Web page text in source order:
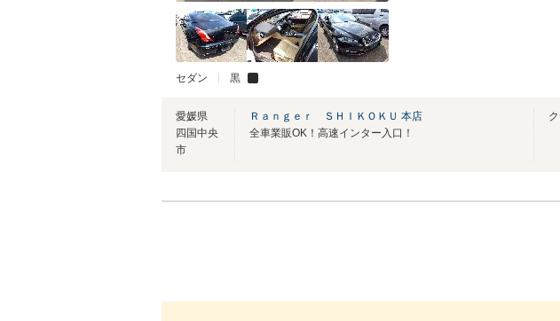
セダン 黒
愛媛県
四国中央
市
Ｒａｎｇｅｒ ＳＨＩＫＯＫＵ 本店
全車業販OK！高速インター入口！